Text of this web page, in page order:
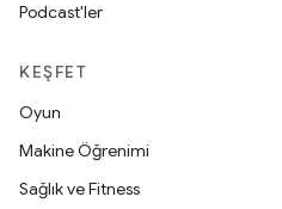
Podcast'ler
KEŞFET
Oyun
Makine Öğrenimi
Sağlık ve Fitness